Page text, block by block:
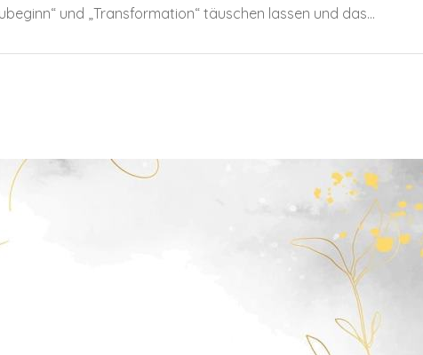
und „Transformation“ täuschen lassen und das...